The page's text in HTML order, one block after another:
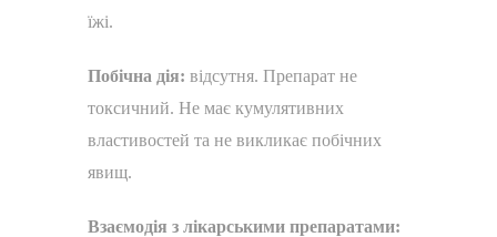
їжі.
Побічна дія: відсутня. Препарат не
токсичний. Не має кумулятивних
властивостей та не викликає побічних
явищ.
Взаємодія з лікарськими препаратами: